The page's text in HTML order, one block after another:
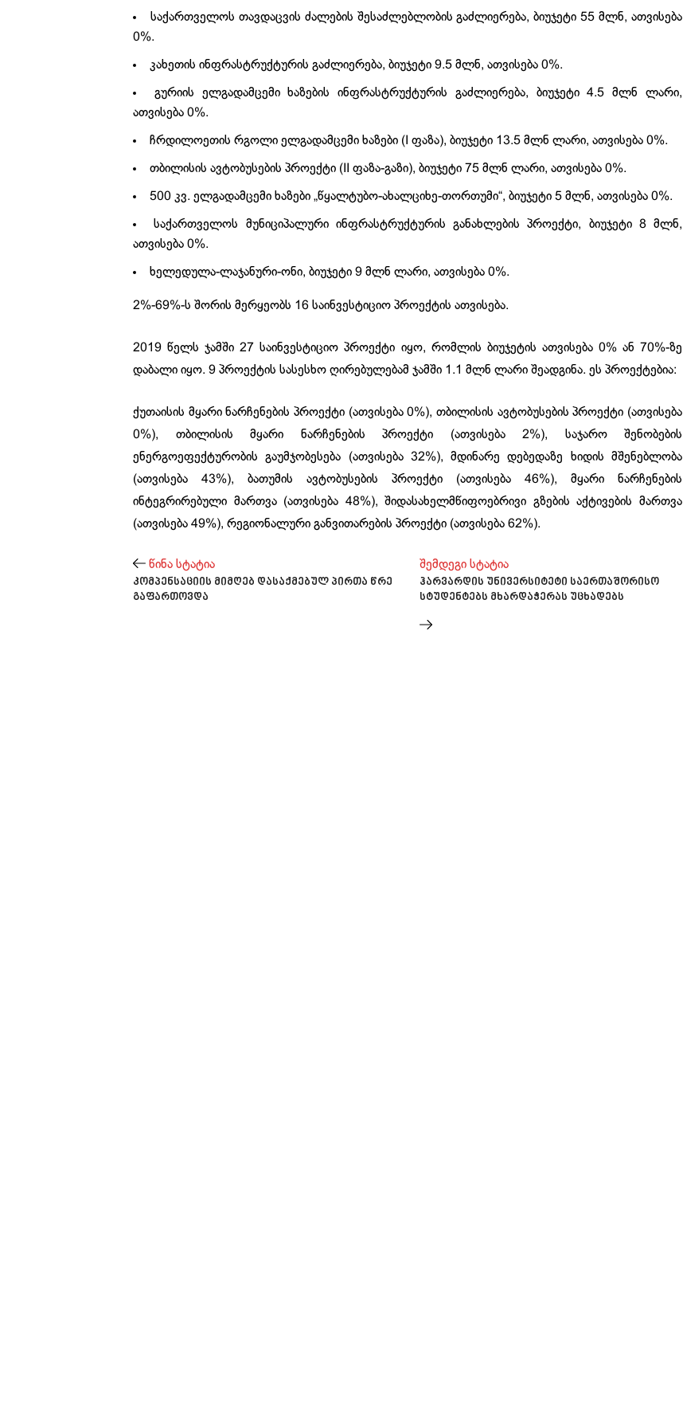
საქართველოს თავდაცვის ძალების შესაძლებლობის გაძლიერება, ბიუჯეტი 55 მლნ, ათვისება
0%.
კახეთის ინფრასტრუქტურის გაძლიერება, ბიუჯეტი 9.5 მლნ, ათვისება 0%.
გურიის ელგადამცემი ხაზების ინფრასტრუქტურის გაძლიერება, ბიუჯეტი 4.5 მლნ ლარი,
ათვისება 0%.
ჩრდილოეთის რგოლი ელგადამცემი ხაზები (I ფაზა), ბიუჯეტი 13.5 მლნ ლარი, ათვისება 0%.
თბილისის ავტობუსების პროექტი (II ფაზა-გაზი), ბიუჯეტი 75 მლნ ლარი, ათვისება 0%.
500 კვ. ელგადამცემი ხაზები „წყალტუბო-ახალციხე-თორთუმი“, ბიუჯეტი 5 მლნ, ათვისება 0%.
საქართველოს მუნიციპალური ინფრასტრუქტურის განახლების პროექტი, ბიუჯეტი 8 მლნ,
ათვისება 0%.
ხელედულა-ლაჯანური-ონი, ბიუჯეტი 9 მლნ ლარი, ათვისება 0%.
2%-69%-ს შორის მერყეობს 16 საინვესტიციო პროექტის ათვისება.
2019 წელს ჯამში 27 საინვესტიციო პროექტი იყო, რომლის ბიუჯეტის ათვისება 0% ან 70%-ზე
დაბალი იყო. 9 პროექტის სასესხო ღირებულებამ ჯამში 1.1 მლნ ლარი შეადგინა. ეს პროექტებია:
ქუთაისის მყარი ნარჩენების პროექტი (ათვისება 0%), თბილისის ავტობუსების პროექტი (ათვისება
0%), თბილისის მყარი ნარჩენების პროექტი (ათვისება 2%), საჯარო შენობების
ენერგოეფექტურობის გაუმჯობესება (ათვისება 32%), მდინარე დებედაზე ხიდის მშენებლობა
(ათვისება 43%), ბათუმის ავტობუსების პროექტი (ათვისება 46%), მყარი ნარჩენების
ინტეგრირებული მართვა (ათვისება 48%), შიდასახელმწიფოებრივი გზების აქტივების მართვა
(ათვისება 49%), რეგიონალური განვითარების პროექტი (ათვისება 62%).
წინა სტატია
კომპენსაციის მიმღებ დასაქმებულ პირთა წრე
გაფართოვდა
შემდეგი სტატია
ჰარვარდის უნივერსიტეტი საერთაშორისო
სტუდენტებს მხარდაჭერას უცხადებს